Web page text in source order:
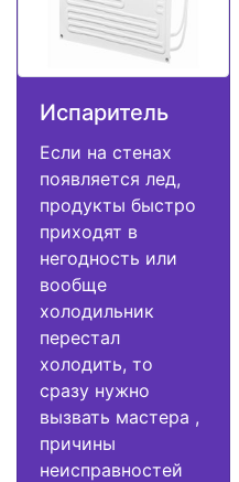
Испаритель
Если на стенах
появляется лед,
продукты быстро
приходят в
негодность или
вообще
холодильник
перестал
холодить, то
сразу нужно
вызвать мастера ,
причины
неисправностей